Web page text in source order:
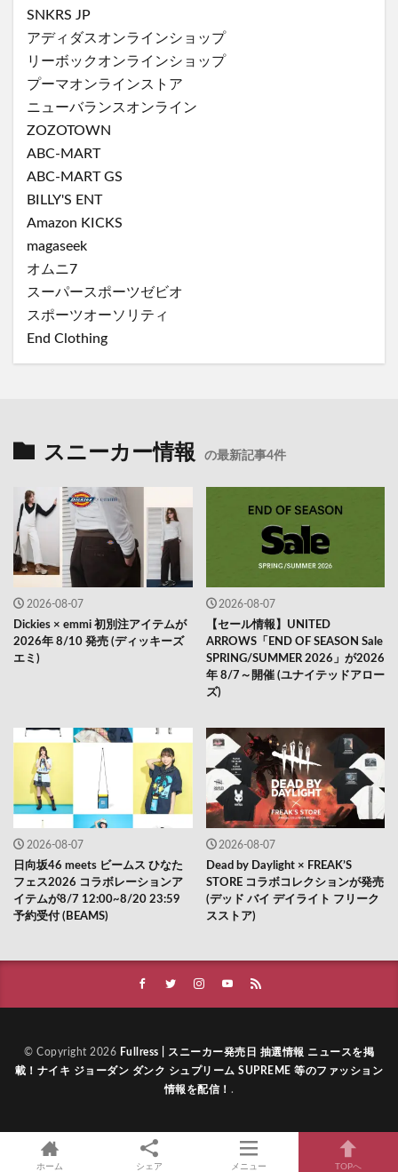
SNKRS JP
アディダスオンラインショップ
リーボックオンラインショップ
プーマオンラインストア
ニューバランスオンライン
ZOZOTOWN
ABC-MART
ABC-MART GS
BILLY'S ENT
Amazon KICKS
magaseek
オムニ7
スーパースポーツゼビオ
スポーツオーソリティ
End Clothing
スニーカー情報 の最新記事4件
2026-08-07
Dickies × emmi 初別注アイテムが
2026年 8/10 発売 (ディッキーズ
エミ)
2026-08-07
【セール情報】UNITED
ARROWS「END OF SEASON Sale
SPRING/SUMMER 2026」が2026
年 8/7～開催 (ユナイテッドアロー
ズ)
2026-08-07
日向坂46 meets ビームス ひなた
フェス2026 コラボレーションア
イテムが8/7 12:00~8/20 23:59
予約受付 (BEAMS)
2026-08-07
Dead by Daylight × FREAK’S
STORE コラボコレクションが発売
(デッド バイ デイライト フリーク
スストア)
© Copyright 2026 Fullress | スニーカー発売日 抽選情報 ニュースを掲
載！ナイキ ジョーダン ダンク シュプリーム SUPREME 等のファッション
情報を配信！ .
ホーム シェア メニュー TOPへ